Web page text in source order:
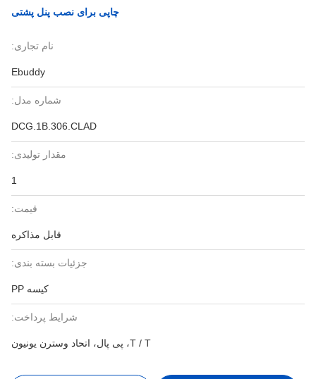
چاپی برای نصب پنل پشتی
نام تجاری:
Ebuddy
شماره مدل:
DCG.1B.306.CLAD
مقدار تولیدی:
1
قیمت:
قابل مذاکره
جزئیات بسته بندی:
کیسه PP
شرایط پرداخت:
T / T، پی پال، اتحاد وسترن یونیون